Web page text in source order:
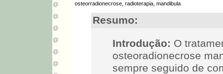
osteorradionecrose, radioterapia, mandibula
Resumo:
Introdução: O
osteoradionecrose
sempre seguido de